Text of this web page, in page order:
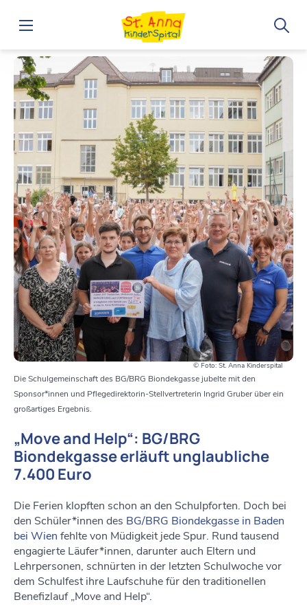
„Move and Help“: BG/BRG Biondekgasse erläuft
© Foto: St. Anna Kinderspital
Die Schulgemeinschaft des BG/BRG Biondekgasse jubelte mit den
Sponsor*innen und Pflegedirektorin-Stellvertreterin Ingrid Gruber über ein
großartiges Ergebnis.
„Move and Help“: BG/BRG
Biondekgasse erläuft unglaubliche
7.400 Euro
Die Ferien klopften schon an den Schulpforten. Doch bei
den Schüler*innen des BG/BRG Biondekgasse in Baden
bei Wien fehlte von Müdigkeit jede Spur. Rund tausend
engagierte Läufer*innen, darunter auch Eltern und
Lehrpersonen, schnürten in der letzten Schulwoche vor
dem Schulfest ihre Laufschuhe für den traditionellen
Benefizlauf „Move and Help“.